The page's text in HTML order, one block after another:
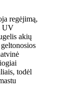
regėjimą,
UV
akių
todėl